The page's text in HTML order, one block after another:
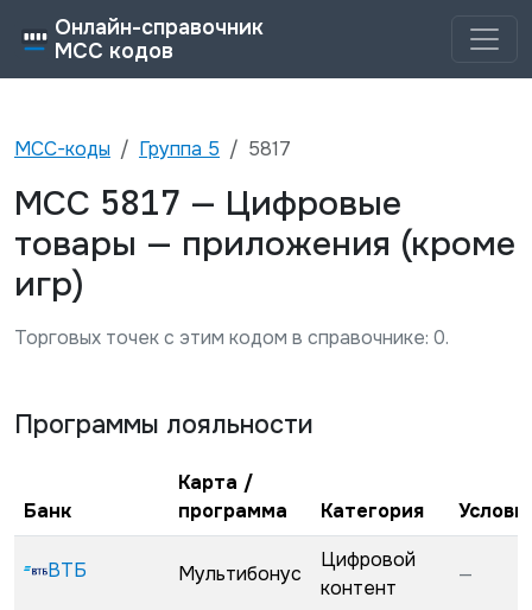
Онлайн-справочник
MCC кодов
MCC-коды Группа 5 5817
MCC 5817 — Цифровые
товары — приложения (кроме
игр)
Торговых точек с этим кодом в справочнике: 0.
Программы лояльности
Банк
Карта /
программа
Категория
ВТБ Мультибонус
Цифровой
контент
—